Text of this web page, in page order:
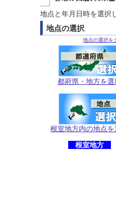
地点と年月日時を選択
地点の選択
地点の選択を
都府県・地方を選
根室地方内の地点を
根室地方